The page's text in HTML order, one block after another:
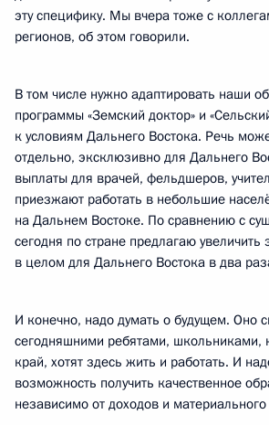
эту специфику. Мы вчера тоже с
регионов, об этом говорили.
В том числе нужно адаптировать наши
программы «Земский доктор» и
к условиям Дальнего Востока. Речь
отдельно, эксклюзивно для Дальнего
выплаты для врачей, фельдшеров,
приезжают работать в небольшие
на Дальнем Востоке. По сравнению с
сегодня по стране предлагаю увеличить
в целом для Дальнего Востока в два
И конечно, надо думать о будущем. Оно
сегодняшними ребятами, школьниками,
край, хотят здесь жить и работать. И
возможность получить качественное
независимо от доходов и